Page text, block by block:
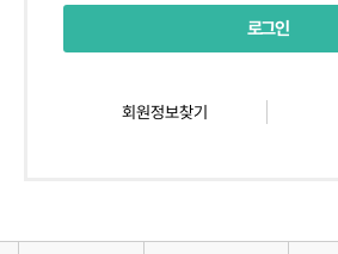
회원정보찾기